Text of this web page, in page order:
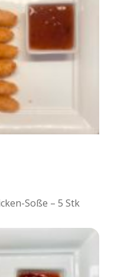
Soße – 5 Stk